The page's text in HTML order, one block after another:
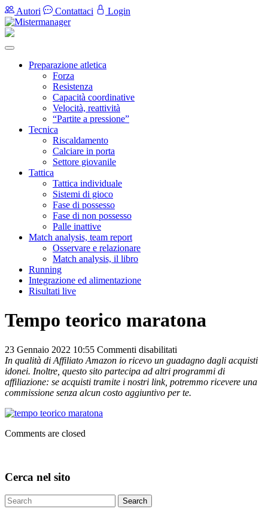
Autori Contattaci Login
Preparazione atletica
Forza
Resistenza
Capacità coordinative
Velocità, reattività
“Partite a pressione”
Tecnica
Riscaldamento
Calciare in porta
Settore giovanile
Tattica
Tattica individuale
Sistemi di gioco
Fase di possesso
Fase di non possesso
Palle inattive
Match analysis, team report
Osservare e relazionare
Match analysis, il libro
Running
Integrazione ed alimentazione
Risultati live
Tempo teorico maratona
23 Gennaio 2022 10:55 Commenti disabilitati
Tempo
teorico
maratona
In qualità di Affiliato Amazon io ricevo un guadagno dagli acquisti
idonei. Inoltre, questo sito partecipa ad altri programmi di
affiliazione: se acquisti tramite i nostri link, potremmo ricevere una
commissione senza alcun costo aggiuntivo per te.
Comments are closed
Cerca nel sito
Search